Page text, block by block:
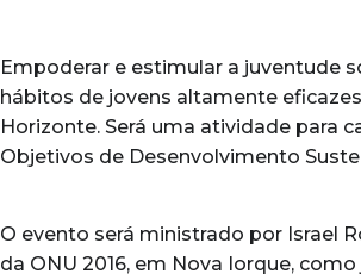
Empoderar e estimular a juventude
hábitos de jovens altamente
Horizonte. Será uma atividade para
Objetivos de Desenvolvimento
O evento será ministrado por Israel
da ONU 2016, em Nova Iorque,